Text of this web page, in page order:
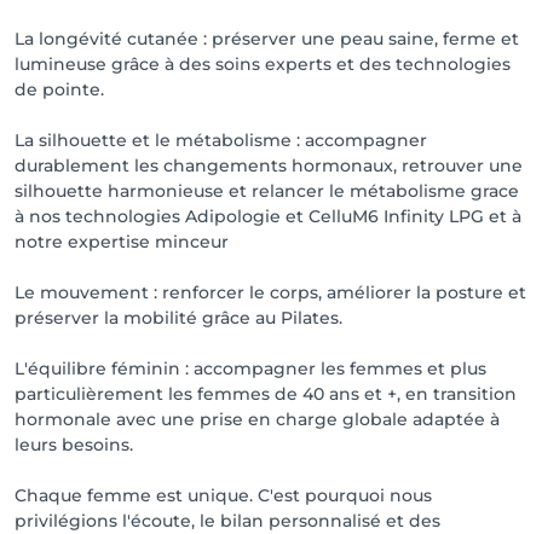
La longévité cutanée : préserver une peau saine, ferme et
lumineuse grâce à des soins experts et des technologies
de pointe.
La silhouette et le métabolisme : accompagner
durablement les changements hormonaux, retrouver une
silhouette harmonieuse et relancer le métabolisme grace
à nos technologies Adipologie et CelluM6 Infinity LPG et à
notre expertise minceur
Le mouvement : renforcer le corps, améliorer la posture et
préserver la mobilité grâce au Pilates.
L'équilibre féminin : accompagner les femmes et plus
particulièrement les femmes de 40 ans et +, en transition
hormonale avec une prise en charge globale adaptée à
leurs besoins.
Chaque femme est unique. C'est pourquoi nous
privilégions l'écoute, le bilan personnalisé et des